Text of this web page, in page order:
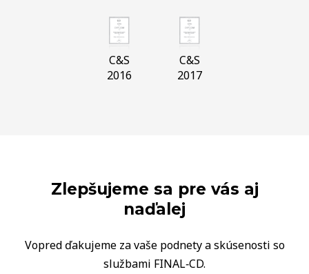
C&S
2016
C&S
2017
Zlepšujeme sa pre vás aj
naďalej
Vopred ďakujeme za vaše podnety a skúsenosti so
službami FINAL‑CD.